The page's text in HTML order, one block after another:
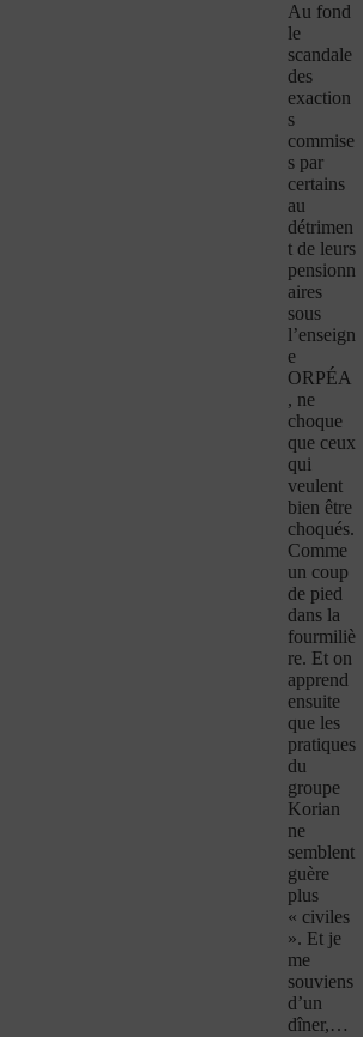
Au fond
le
scandale
des
exaction
s
commise
s par
certains
au
détrimen
t de leurs
pensionn
aires
sous
l’enseign
e
ORPÉA
, ne
choque
que ceux
qui
veulent
bien être
choqués.
Comme
un coup
de pied
dans la
fourmiliè
re. Et on
apprend
ensuite
que les
pratiques
du
groupe
Korian
ne
semblent
guère
plus
« civiles
». Et je
me
souviens
d’un
dîner,…